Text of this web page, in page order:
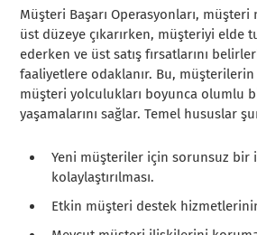
Müşteri Başarı Operasyonları,
üst düzeye çıkarırken, müşteriyi elde
ederken ve üst satış fırsatlarını
faaliyetlere odaklanır. Bu,
müşteri yolculukları boyunca olumlu
yaşamalarını sağlar. Temel hususlar
Yeni müşteriler için sorunsuz bir
kolaylaştırılması.
Etkin müşteri destek